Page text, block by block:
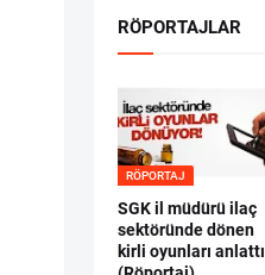
RÖPORTAJLAR
RÖPORTAJ
SGK il müdürü ilaç
sektöründe dönen
kirli oyunları anlattı